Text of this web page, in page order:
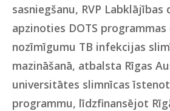
sasniegšanu, RVP
apzinoties DOTS
nozīmīgumu TB infekcijas
mazināšanā, atbalsta Rīgas
universitātes slimnīcas
programmu, līdzfinansējot